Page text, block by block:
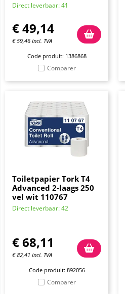
Direct leverbaar: 41
€49,14
€59,46 Incl. TVA
Code produit: 1386868
Comparer
Toiletpapier Tork T4
Advanced 2-laags 250
vel wit 110767
Direct leverbaar: 42
€68,11
€82,41 Incl. TVA
Code produit: 892056
Comparer